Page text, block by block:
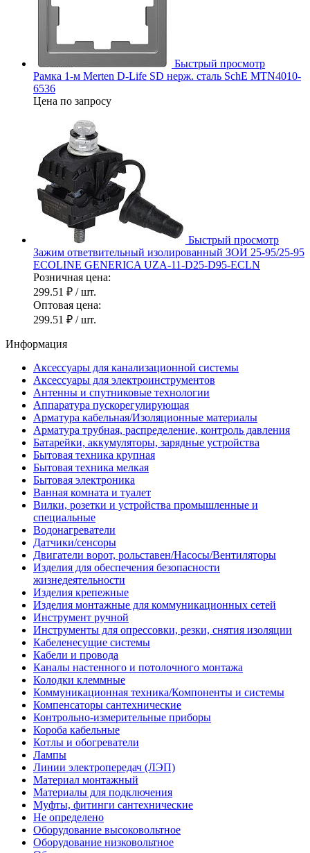
Быстрый просмотр
Рамка 1-м Merten D-Life SD нерж. сталь SchE MTN4010-
6536
Цена по запросу
Быстрый просмотр
Зажим ответвительный изолированный ЗОИ 25-95/25-95
ECOLINE GENERICA UZA-11-D25-D95-ECLN
Розничная цена:
299.51 ₽ / шт.
Оптовая цена:
299.51 ₽ / шт.
Информация
Аксессуары для канализационной системы
Аксессуары для электроинструментов
Антенны и спутниковые технологии
Аппаратура пускорегулирующая
Арматура кабельная/Изоляционные материалы
Арматура трубная, распределение, контроль давления
Батарейки, аккумуляторы, зарядные устройства
Бытовая техника крупная
Бытовая техника мелкая
Бытовая электроника
Ванная комната и туалет
Вилки, розетки и устройства промышленные и
специальные
Водонагреватели
Датчики/сенсоры
Двигатели ворот, рольставен/Насосы/Вентиляторы
Изделия для обеспечения безопасности
жизнедеятельности
Изделия крепежные
Изделия монтажные для коммуникационных сетей
Инструмент ручной
Инструменты для опрессовки, резки, снятия изоляции
Кабеленесущие системы
Кабели и провода
Каналы настенного и потолочного монтажа
Колодки клеммные
Коммуникационная техника/Компоненты и системы
Компенсаторы сантехнические
Контрольно-измерительные приборы
Короба кабельные
Котлы и обогреватели
Лампы
Линии электропередач (ЛЭП)
Материал монтажный
Материалы для подключения
Муфты, фитинги сантехнические
Не определено
Оборудование высоковольтное
Оборудование низковольтное